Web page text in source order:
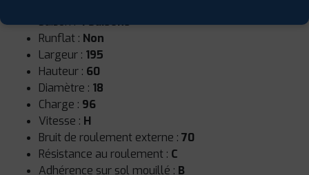
Saison :4 Saisons
Runflat : Non
Largeur : 195
Hauteur : 60
Diamètre : 18
Charge : 96
Vitesse : H
Bruit de roulement externe : 70
Résistance au roulement : C
Adhérence sur sol mouillé : B